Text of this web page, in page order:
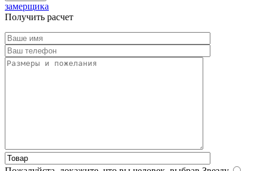
замерщика
Получить расчет